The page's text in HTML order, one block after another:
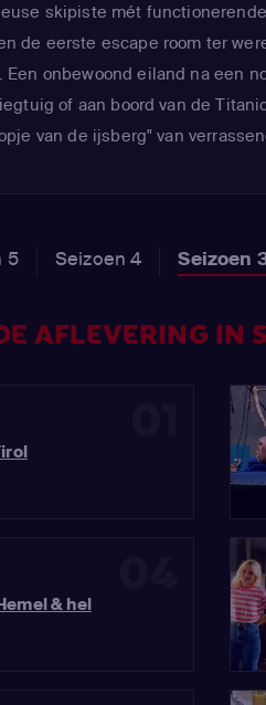
skipiste mét
de eerste escape room ter
Een onbewoond eiland na een
of aan boord van de
van de ijsberg" van
5 Seizoen 4 Seizoen
AFLEVERING IN
& hel